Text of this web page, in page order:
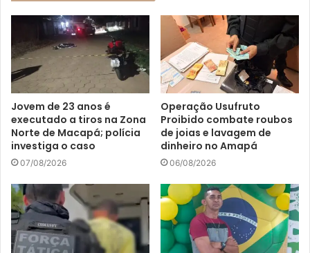
Jovem de 23 anos é
executado a tiros na Zona
Norte de Macapá; polícia
investiga o caso
07/08/2026
Operação Usufruto
Proibido combate roubos
de joias e lavagem de
dinheiro no Amapá
06/08/2026